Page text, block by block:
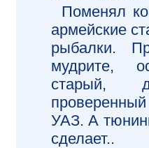
Поменял
армейские
рыбалки.
мудрите,
старый,
УАЗ. А
сделает..